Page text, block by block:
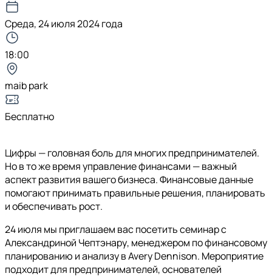
Среда, 24 июля 2024 года
18:00
maib park
Бесплатно
Цифры — головная боль для многих предпринимателей.
Но в то же время управление финансами — важный
аспект развития вашего бизнеса. Финансовые данные
помогают принимать правильные решения, планировать
и обеспечивать рост.
24 июля мы приглашаем вас посетить семинар с
Александриной Чептэнару, менеджером по финансовому
планированию и анализу в Avery Dennison. Мероприятие
подходит для предпринимателей, основателей